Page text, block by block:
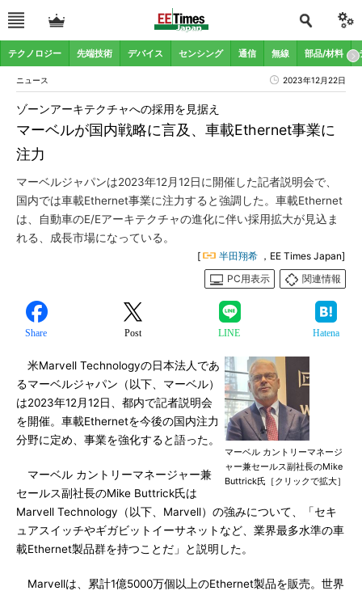
テクノロジー 先端技術 デバイス センシング 通信 無線 部品/材料
ニュース 2023年12月22日
マーベルが国内戦略に言及、車載Ethernet事業に
注力
ゾーンアーキテクチャへの採用を見据え
マーベルジャパンは2023年12月12日に開催した記者説明会で、
国内では車載Ethernet事業に注力すると強調した。車載Ethernet
は、自動車のE/Eアーキテクチャの進化に伴い採用拡大が見込ま
れる、成長市場になっている。
[ 半田翔希 ，EE Times Japan]
PC用表示
関連情報
Share Post LINE Hatena
マーベル カントリーマネージ
ャー兼セールス副社長のMike
Buttrick氏［クリックで拡大］
米Marvell Technologyの日本法人であ
るマーベルジャパン（以下、マーベル）
は2023年12月12日、都内で記者説明会
を開催。車載Ethernetを今後の国内注力
分野に定め、事業を強化すると語った。
マーベル カントリーマネージャー兼
セールス副社長のMike Buttrick氏は
Marvell Technology（以下、Marvell）の強みについて、「セキ
ュアスイッチやギガビットイーサネットなど、業界最多水準の車
載Ethernet製品群を持つことだ」と説明した。
Marvellは、累計1億5000万個以上のEthernet製品を販売。世界